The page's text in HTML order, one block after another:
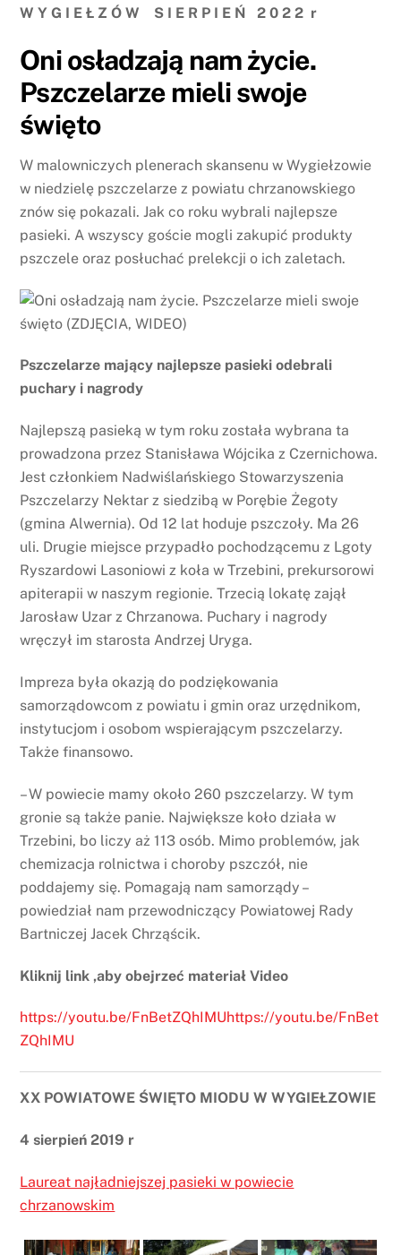
W Y G I E Ł Z Ó W S I E R P I E Ń 2 0 2 2 r
Oni osładzają nam życie.
Pszczelarze mieli swoje
święto
W malowniczych plenerach skansenu w Wygiełzowie
w niedzielę pszczelarze z powiatu chrzanowskiego
znów się pokazali. Jak co roku wybrali najlepsze
pasieki. A wszyscy goście mogli zakupić produkty
pszczele oraz posłuchać prelekcji o ich zaletach.
Pszczelarze mający najlepsze pasieki odebrali
puchary i nagrody
Najlepszą pasieką w tym roku została wybrana ta
prowadzona przez Stanisława Wójcika z Czernichowa.
Jest członkiem Nadwiślańskiego Stowarzyszenia
Pszczelarzy Nektar z siedzibą w Porębie Żegoty
(gmina Alwernia). Od 12 lat hoduje pszczoły. Ma 26
uli. Drugie miejsce przypadło pochodzącemu z Lgoty
Ryszardowi Lasoniowi z koła w Trzebini, prekursorowi
apiterapii w naszym regionie. Trzecią lokatę zajął
Jarosław Uzar z Chrzanowa. Puchary i nagrody
wręczył im starosta Andrzej Uryga.
Impreza była okazją do podziękowania
samorządowcom z powiatu i gmin oraz urzędnikom,
instytucjom i osobom wspierającym pszczelarzy.
Także finansowo.
– W powiecie mamy około 260 pszczelarzy. W tym
gronie są także panie. Największe koło działa w
Trzebini, bo liczy aż 113 osób. Mimo problemów, jak
chemizacja rolnictwa i choroby pszczół, nie
poddajemy się. Pomagają nam samorządy –
powiedział nam przewodniczący Powiatowej Rady
Bartniczej Jacek Chrząścik.
Kliknij link ,aby obejrzeć materiał Video
https://youtu.be/FnBetZQhIMUhttps://youtu.be/FnBet
ZQhIMU
XX POWIATOWE ŚWIĘTO MIODU W WYGIEŁZOWIE
4 sierpień 2019 r
Laureat najładniejszej pasieki w powiecie
chrzanowskim